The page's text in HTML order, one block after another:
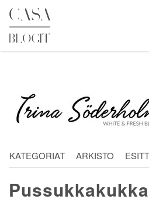
Skip
content
KATEGORIAT ARKISTO